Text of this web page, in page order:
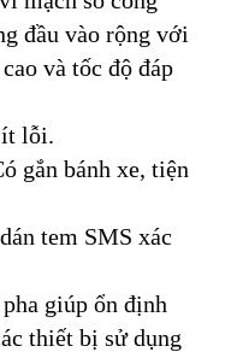
đầu vào rộng với
và tốc độ đáp
rất ít lỗi.
gắn bánh xe, tiện
tem SMS xác
giúp ổn định
thiết bị sử dụng